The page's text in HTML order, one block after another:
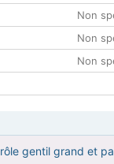
Non
Non
Non
gentil grand et